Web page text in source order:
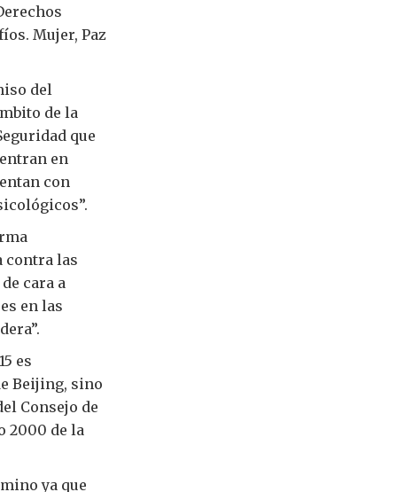
Mujer, Paz
del
de la
que
en
con
contra las
cara a
en las
es
Beijing, sino
Consejo de
2000 de la
ya que